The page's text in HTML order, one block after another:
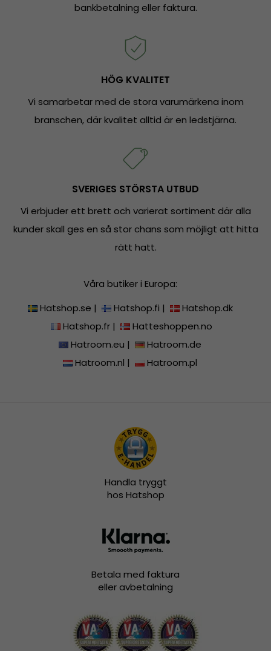
bankbetalning eller faktura.
HÖG KVALITET
Vi samarbetar med de stora varumärkena inom
branschen, där kvalitet alltid är en ledstjärna.
SVERIGES STÖRSTA UTBUD
Vi erbjuder ett brett och varierat sortiment där alla
kunder skall ges en så stor chans som möjligt att hitta
rätt hatt.
Våra butiker i Europa:
Hatshop.se | Hatshop.fi |
Hatshop.dk
Hatshop.fr|
Hatteshoppen.no
Hatroom.eu |
Hatroom.de
Hatroom.nl | Hatroom.pl
Handla tryggt
hos Hatshop
Betala med faktura
eller avbetalning